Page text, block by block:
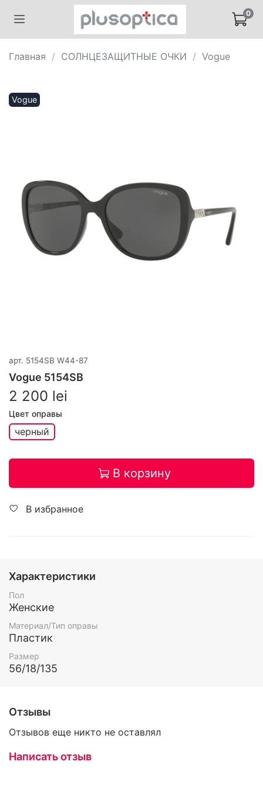
0
Главная СОЛНЦЕЗАЩИТНЫЕ ОЧКИ Vogue
Vogue
арт. 5154SB W44-87
Vogue 5154SB
2 200 lei
Цвет оправы
черный
В корзину
В избранное
Характеристики
Пол
Женские
Материал/Тип оправы
Пластик
Размер
56/18/135
Отзывы
Отзывов еще никто не оставлял
Написать отзыв